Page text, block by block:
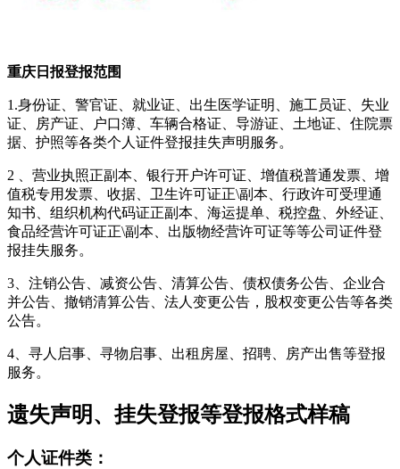
重庆日报登报范围
1.身份证、警官证、就业证、出生医学证明、施工员证、失业
证、房产证、户口簿、车辆合格证、导游证、土地证、住院票
据、护照等各类个人证件登报挂失声明服务。
2 、营业执照正副本、银行开户许可证、增值税普通发票、增
值税专用发票、收据、卫生许可证正\副本、行政许可受理通
知书、组织机构代码证正副本、海运提单、税控盘、外经证、
食品经营许可证正\副本、出版物经营许可证等等公司证件登
报挂失服务。
3、注销公告、减资公告、清算公告、债权债务公告、企业合
并公告、撤销清算公告、法人变更公告，股权变更公告等各类
公告。
4、寻人启事、寻物启事、出租房屋、招聘、房产出售等登报
服务。
遗失声明、挂失登报等登报格式样稿
个人证件类：